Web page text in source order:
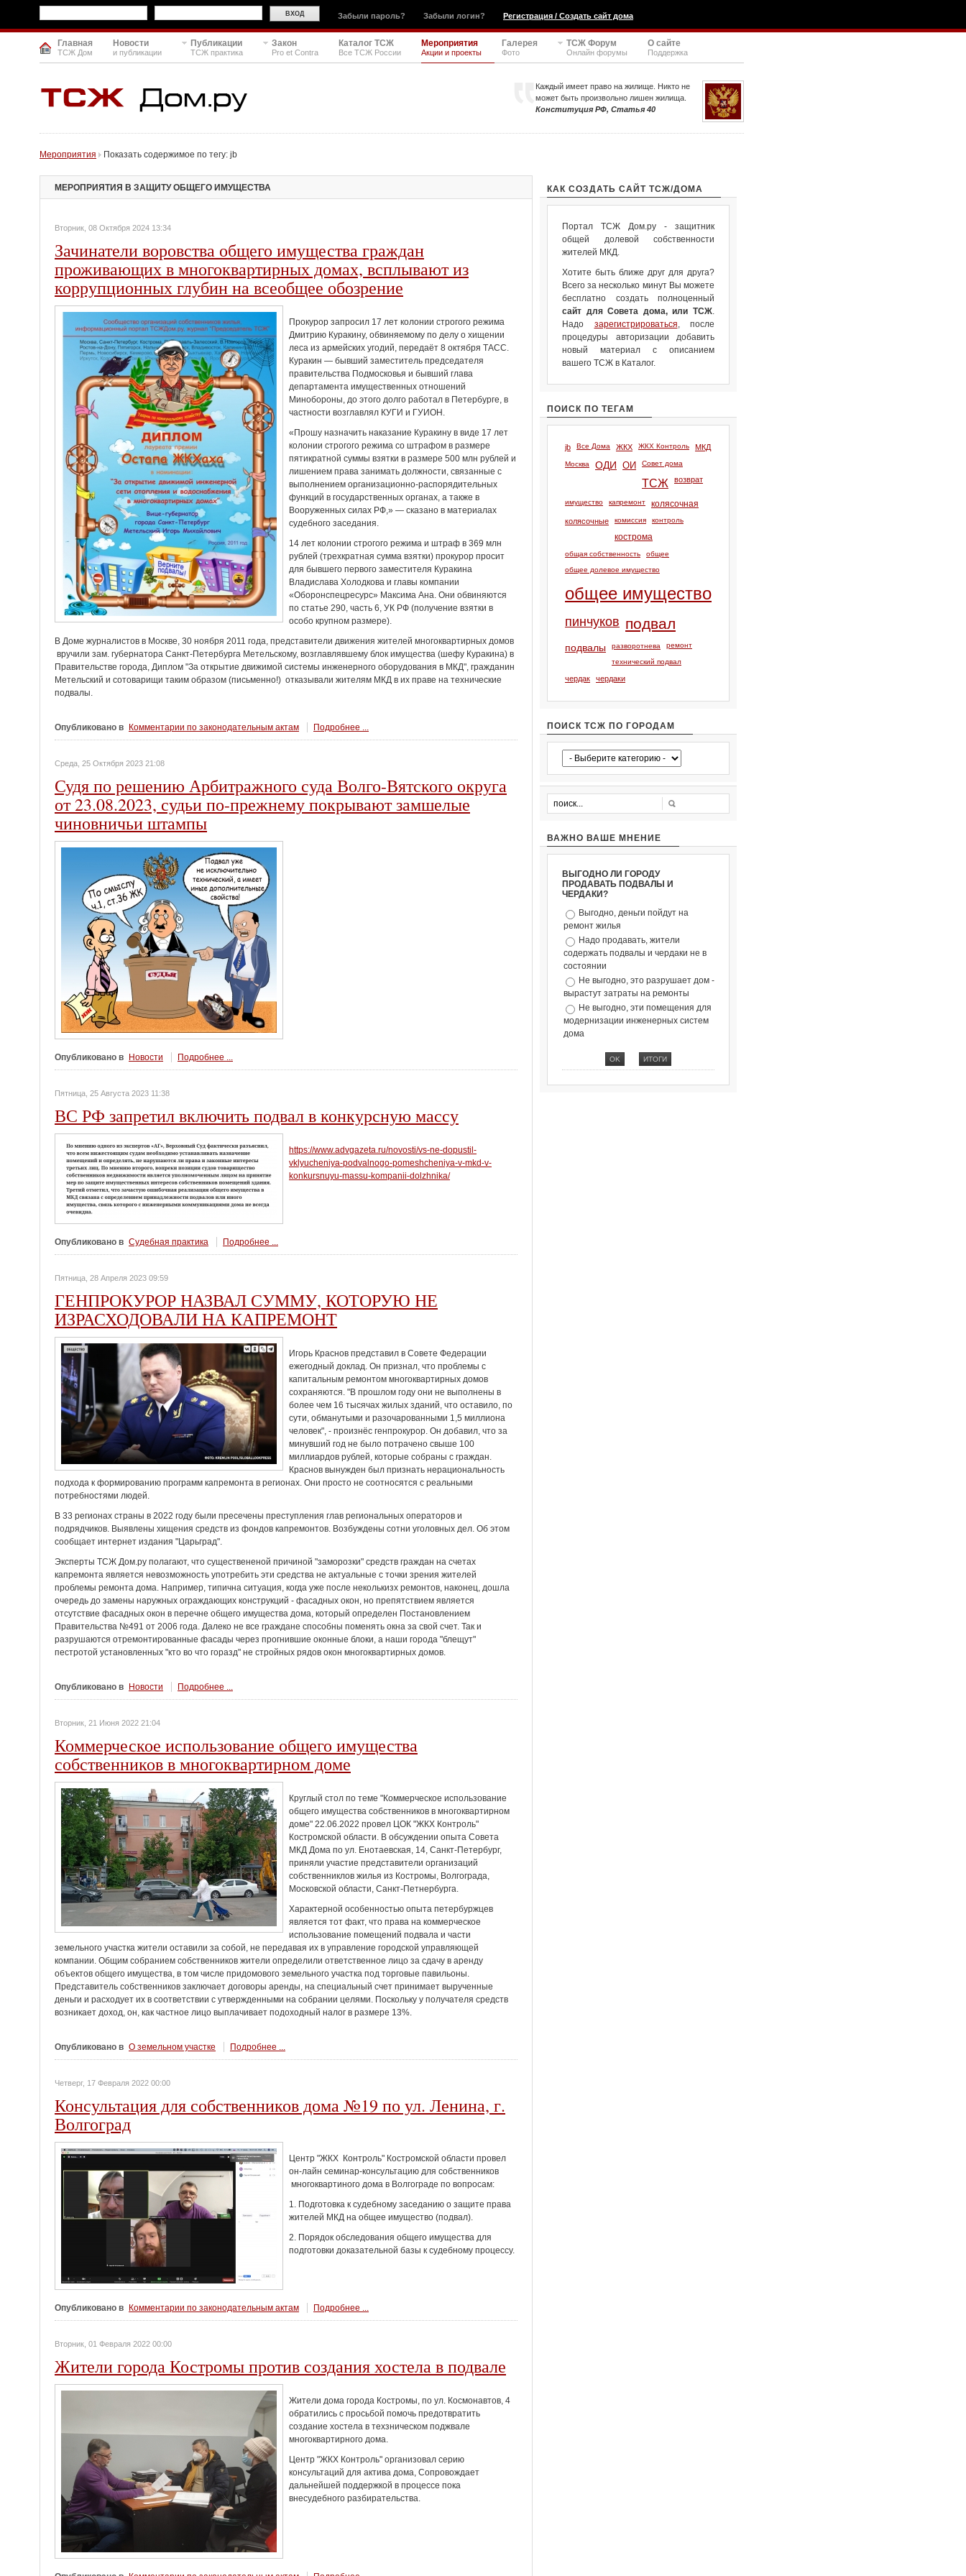
Забыли пароль? Забыли логин? Регистрация / Создать сайт дома
Главная
ТСЖ Дом
Новости
и публикации
Публикации
ТСЖ практика
Закон
Pro et Contra
Каталог ТСЖ
Все ТСЖ России
Мероприятия
Акции и проекты
Галерея
Фото
ТСЖ Форум
Онлайн форумы
О сайте
Поддержка
Каждый имеет право на жилище. Никто не
может быть произвольно лишен жилища.
Конституция РФ, Статья 40
Мероприятия Показать содержимое по тегу: jb
МЕРОПРИЯТИЯ В ЗАЩИТУ ОБЩЕГО ИМУЩЕСТВА
Вторник, 08 Октября 2024 13:34
Зачинатели воровства общего имущества граждан
проживающих в многоквартирных домах, всплывают из
коррупционных глубин на всеобщее обозрение
Прокурор запросил 17 лет колонии строгого режима
Дмитрию Куракину, обвиняемому по делу о хищении
леса из армейских угодий, передаёт 8 октября ТАСС.
Куракин — бывший заместитель председателя
правительства Подмосковья и бывший глава
департамента имущественных отношений
Минобороны, до этого долго работал в Петербурге, в
частности возглавлял КУГИ и ГУИОН.
«Прошу назначить наказание Куракину в виде 17 лет
колонии строгого режима со штрафом в размере
пятикратной суммы взятки в размере 500 млн рублей и
лишением права занимать должности, связанные с
выполнением организационно-распорядительных
функций в государственных органах, а также в
Вооруженных силах РФ,» — сказано в материалах
судебного заседания.
14 лет колонии строгого режима и штраф в 369 млн
рублей (трехкратная сумма взятки) прокурор просит
для бывшего первого заместителя Куракина
Владислава Холодкова и главы компании
«Оборонспецресурс» Максима Ана. Они обвиняются
по статье 290, часть 6, УК РФ (получение взятки в
особо крупном размере).
В Доме журналистов в Москве, 30 ноября 2011 года, представители движения жителей многоквартирных домов
вручили зам. губернатора Санкт-Петербурга Метельскому, возглавлявшему блок имущества (шефу Куракина) в
Правительстве города, Диплом "За открытие движимой системы инженерного оборудования в МКД", гражданин
Метельский и сотоварищи таким образом (письменно!) отказывали жителям МКД в их праве на технические
подвалы.
Опубликовано в Комментарии по законодательным актам Подробнее ...
Среда, 25 Октября 2023 21:08
Судя по решению Арбитражного суда Волго-Вятского округа
от 23.08.2023, судьи по-прежнему покрывают замшелые
чиновничьи штампы
Опубликовано в Новости Подробнее ...
Пятница, 25 Августа 2023 11:38
ВС РФ запретил включить подвал в конкурсную массу
https://www.advgazeta.ru/novosti/vs-ne-dopustil-
vklyucheniya-podvalnogo-pomeshcheniya-v-mkd-v-
konkursnuyu-massu-kompanii-dolzhnika/
Опубликовано в Судебная практика Подробнее ...
Пятница, 28 Апреля 2023 09:59
ГЕНПРОКУРОР НАЗВАЛ СУММУ, КОТОРУЮ НЕ
ИЗРАСХОДОВАЛИ НА КАПРЕМОНТ
Игорь Краснов представил в Совете Федерации
ежегодный доклад. Он признал, что проблемы с
капитальным ремонтом многоквартирных домов
сохраняются. "В прошлом году они не выполнены в
более чем 16 тысячах жилых зданий, что оставило, по
сути, обманутыми и разочарованными 1,5 миллиона
человек", - произнёс генпрокурор. Он добавил, что за
минувший год не было потрачено свыше 100
миллиардов рублей, которые собраны с граждан.
Краснов вынужден был признать нерациональность
подхода к формированию программ капремонта в регионах. Они просто не соотносятся с реальными
потребностями людей.
В 33 регионах страны в 2022 году были пресечены преступления глав региональных операторов и
подрядчиков. Выявлены хищения средств из фондов капремонтов. Возбуждены сотни уголовных дел. Об этом
сообщает интернет издания "Царьград".
Эксперты ТСЖ Дом.ру полагают, что существененой причиной "заморозки" средств граждан на счетах
капремонта является невозможность употребить эти средства не актуальные с точки зрения жителей
проблемы ремонта дома. Например, типична ситуация, когда уже после неколькизх ремонтов, наконец, дошла
очередь до замены наружных ограждающих конструкций - фасадных окон, но препятствием является
отсутствие фасадных окон в перечне общего имущества дома, который определен Постановлением
Правительства №491 от 2006 года. Далеко не все граждане способны поменять окна за свой счет. Так и
разрушаются отремонтированные фасады через прогнившие оконные блоки, а наши города "блещут"
пестротой установленных "кто во что горазд" не стройных рядов окон многоквартирных домов.
Опубликовано в Новости Подробнее ...
Вторник, 21 Июня 2022 21:04
Коммерческое использование общего имущества
собственников в многоквартирном доме
Круглый стол по теме "Коммерческое использование
общего имущества собственников в многоквартирном
доме" 22.06.2022 провел ЦОК "ЖКХ Контроль"
Костромской области. В обсуждении опыта Совета
МКД Дома по ул. Енотаевская, 14, Санкт-Петербург,
приняли участие представители организаций
собственниклов жилья из Костромы, Волгограда,
Московской области, Санкт-Петнербурга.
Характерной особенностью опыта петербуржцев
является тот факт, что права на коммерческое
использование помещений подвала и части
земельного участка жители оставили за собой, не передавая их в управление городской управляющей
компании. Общим собранием собственников жители определили ответственное лицо за сдачу в аренду
объектов общего имущества, в том числе придомового земельного участка под торговые павильоны.
Представитель собственников заключает договоры аренды, на специальный счет принимает вырученные
деньги и расходует их в соответствии с утвержденными на собрании целями. Поскольку у получателя средств
возникает доход, он, как частное лицо выплачивает подоходный налог в размере 13%.
Опубликовано в О земельном участке Подробнее ...
Четверг, 17 Февраля 2022 00:00
Консультация для собственников дома №19 по ул. Ленина, г.
Волгоград
Центр "ЖКХ Контроль" Костромской области провел
он-лайн семинар-консультацию для собственников
многоквартиного дома в Волгограде по вопросам:
1. Подготовка к судебному заседанию о защите права
жителей МКД на общее имущество (подвал).
2. Порядок обследования общего имущества для
подготовки доказательной базы к судебному процессу.
Опубликовано в Комментарии по законодательным актам Подробнее ...
Вторник, 01 Февраля 2022 00:00
Жители города Костромы против создания хостела в подвале
Жители дома города Костромы, по ул. Космонавтов, 4
обратились с просьбой помочь предотвратить
создание хостела в техзническом поджвале
многоквартирного дома.
Центр "ЖКХ Контроль" организовал серию
консультаций для актива дома, Сопровождает
дальнейшей поддержкой в процессе пока
внесудебного разбирательства.
КАК СОЗДАТЬ САЙТ ТСЖ/ДОМА
Портал ТСЖ Дом.ру - защитник
общей долевой собственности
жителей МКД.
Хотите быть ближе друг для друга?
Всего за несколько минут Вы можете
бесплатно создать полноценный
сайт для Совета дома, или ТСЖ.
Надо зарегистрироваться, после
процедуры авторизации добавить
новый материал с описанием
вашего ТСЖ в Каталог.
ПОИСК ПО ТЕГАМ
jb Все Дома ЖКХ ЖКХ Контроль МКД
Москва ОДИ ОИ Совет дома
ТСЖ возврат
имущество капремонт колясочная
колясочные комиссия контроль
кострома
общая собственность
общее
общее долевое имущество
общее имущество
пинчуков подвал
подвалы разворотнева ремонт
технический подвал
чердак чердаки
ПОИСК ТСЖ ПО ГОРОДАМ
ВАЖНО ВАШЕ МНЕНИЕ
ВЫГОДНО ЛИ ГОРОДУ
ПРОДАВАТЬ ПОДВАЛЫ И
ЧЕРДАКИ?
Выгодно, деньги пойдут на
ремонт жилья
Надо продавать, жители
содержать подвалы и чердаки не в
состоянии
Не выгодно, это разрушает дом -
вырастут затраты на ремонты
Не выгодно, эти помещения для
модернизации инженерных систем
дома